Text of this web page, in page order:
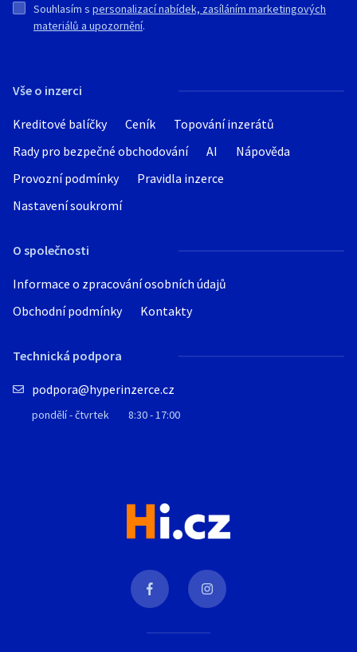
Vše o inzerci
Kreditové balíčky Ceník
Topování inzerátů
Rady pro bezpečné obchodování
AI
Nápověda
Provozní podmínky
Pravidla inzerce
Nastavení soukromí
O společnosti
Informace o zpracování osobních údajů
Obchodní podmínky
Kontakty
Technická podpora
podpora@hyperinzerce.cz
pondělí - čtvrtek 8:30 - 17:00
Souhlasím s personalizací nabídek, zasíláním marketingových
materiálů a upozornění.